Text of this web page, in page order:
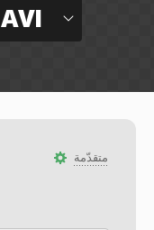
AVI
متقدّمة